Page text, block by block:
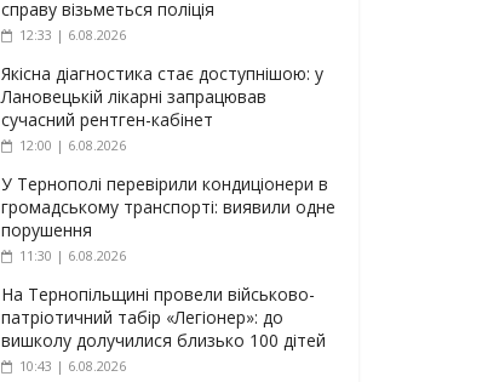
справу візьметься поліція
12:33 | 6.08.2026
Якісна діагностика стає доступнішою: у
Лановецькій лікарні запрацював
сучасний рентген-кабінет
12:00 | 6.08.2026
У Тернополі перевірили кондиціонери в
громадському транспорті: виявили одне
порушення
11:30 | 6.08.2026
На Тернопільщині провели військово-
патріотичний табір «Легіонер»: до
вишколу долучилися близько 100 дітей
10:43 | 6.08.2026